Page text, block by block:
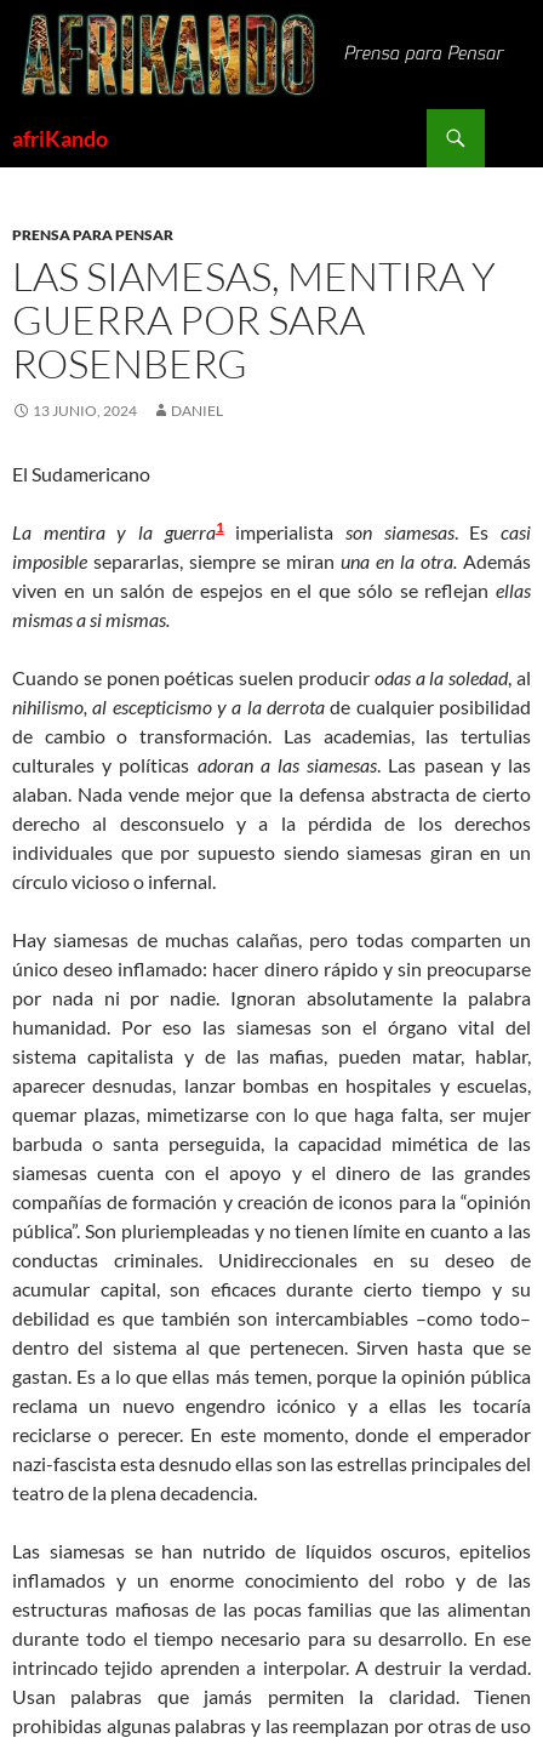
Saltar
contenido
afriKando
PRENSA PARA PENSAR
LAS SIAMESAS, MENTIRA Y
GUERRA POR SARA
ROSENBERG
13 JUNIO, 2024 DANIEL
El Sudamericano
La mentira y la guerra1imperialistason siamesas. Escasi
imposible separarlas, siempre se miran una en la otra. Además
viven en un salón de espejos en el que sólo se reflejan ellas
mismas a si mismas.
Cuando se ponen poéticas suelen producir odas a la soledad, al
nihilismo, al escepticismo y a la derrota de cualquier posibilidad
de cambio o transformación. Las academias, las tertulias
culturales y políticas adoran a las siamesas. Las pasean y las
alaban. Nada vende mejor que la defensa abstracta de cierto
derecho al desconsuelo y a la pérdida de los derechos
individuales que por supuesto siendo siamesas giran en un
círculo vicioso o infernal.
Hay siamesas de muchas calañas, pero todas comparten un
único deseo inflamado: hacer dinero rápido y sin preocuparse
por nada ni por nadie. Ignoran absolutamente la palabra
humanidad. Por eso las siamesas son el órgano vital del
sistema capitalista y de las mafias, pueden matar, hablar,
aparecer desnudas, lanzar bombas en hospitales y escuelas,
quemar plazas, mimetizarse con lo que haga falta, ser mujer
barbuda o santa perseguida, la capacidad mimética de las
siamesas cuenta con el apoyo y el dinero de las grandes
compañías de formación y creación de iconos para la “opinión
pública”. Son pluriempleadas y no tienen límite en cuanto a las
conductas criminales. Unidireccionales en su deseo de
acumular capital, son eficaces durante cierto tiempo y su
debilidad es que también son intercambiables –como todo–
dentro del sistema al que pertenecen. Sirven hasta que se
gastan. Es a lo que ellas más temen, porque la opinión pública
reclama un nuevo engendro icónico y a ellas les tocaría
reciclarse o perecer. En este momento, donde el emperador
nazi-fascista esta desnudo ellas son las estrellas principales del
teatro de la plena decadencia.
Las siamesas se han nutrido de líquidos oscuros, epitelios
inflamados y un enorme conocimiento del robo y de las
estructuras mafiosas de las pocas familias que las alimentan
durante todo el tiempo necesario para su desarrollo. En ese
intrincado tejido aprenden a interpolar. A destruir la verdad.
Usan palabras que jamás permiten la claridad. Tienen
prohibidas algunas palabras y las reemplazan por otras de uso